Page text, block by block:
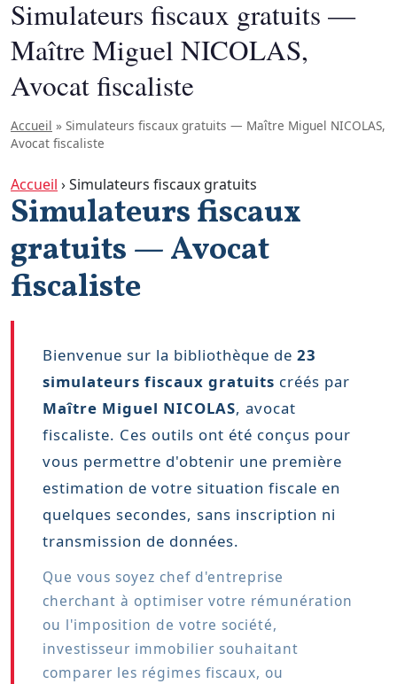
Simulateurs fiscaux gratuits —
Maître Miguel NICOLAS,
Avocat fiscaliste
Accueil » Simulateurs fiscaux gratuits — Maître Miguel NICOLAS,
Avocat fiscaliste
Accueil ›Simulateurs fiscaux gratuits
Simulateurs fiscaux
gratuits — Avocat
fiscaliste
Bienvenue sur la bibliothèque de 23
simulateurs fiscaux gratuits créés par
Maître Miguel NICOLAS, avocat
fiscaliste. Ces outils ont été conçus pour
vous permettre d'obtenir une première
estimation de votre situation fiscale en
quelques secondes, sans inscription ni
transmission de données.
Que vous soyez chef d'entreprise
cherchant à optimiser votre rémunération
ou l'imposition de votre société,
investisseur immobilier souhaitant
comparer les régimes fiscaux, ou